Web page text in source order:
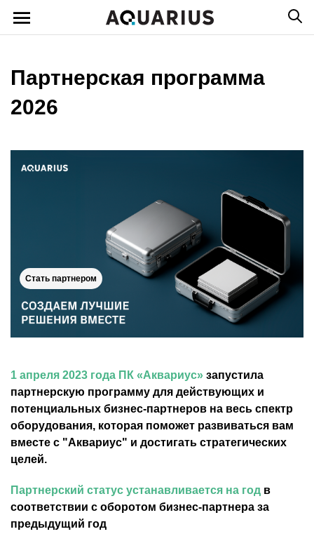
Партнерская программа
2026
Стать партнером
1 апреля 2023 года ПК «Аквариус» запустила
партнерскую программу для действующих и
потенциальных бизнес-партнеров на весь спектр
оборудования, которая поможет развиваться вам
вместе с "Аквариус" и достигать стратегических
целей.
Партнерский статус устанавливается на год в
соответствии с оборотом бизнес-партнера за
предыдущий год